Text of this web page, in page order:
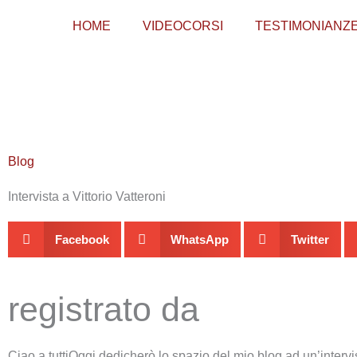
HOME VIDEOCORSI
Blog
Intervista a Vittorio Vatteroni
Facebook WhatsApp Twitter
registrato da